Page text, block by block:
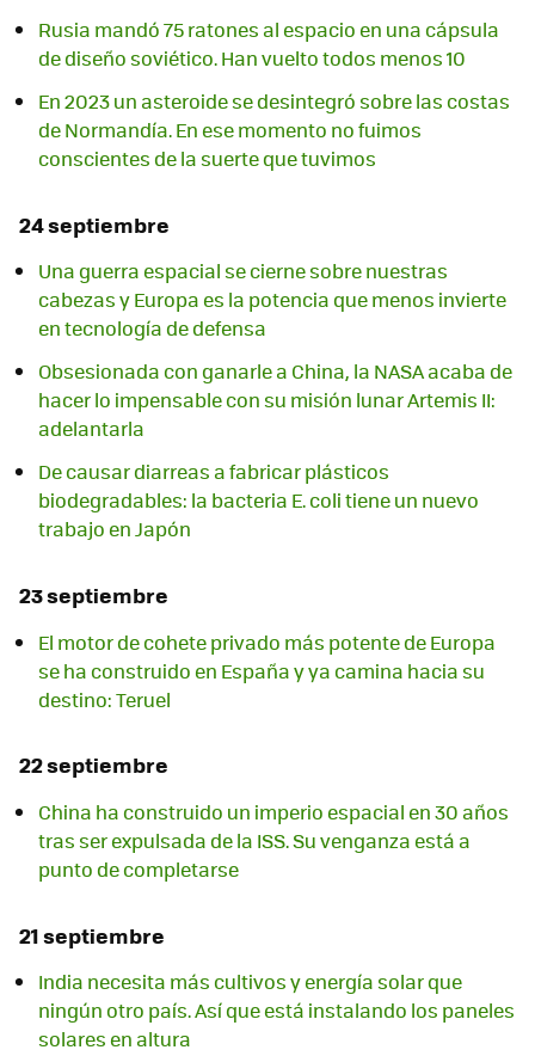
Rusia mandó 75 ratones al espacio en una cápsula
de diseño soviético. Han vuelto todos menos 10
En 2023 un asteroide se desintegró sobre las costas
de Normandía. En ese momento no fuimos
conscientes de la suerte que tuvimos
24 septiembre
Una guerra espacial se cierne sobre nuestras
cabezas y Europa es la potencia que menos invierte
en tecnología de defensa
Obsesionada con ganarle a China, la NASA acaba de
hacer lo impensable con su misión lunar Artemis II:
adelantarla
De causar diarreas a fabricar plásticos
biodegradables: la bacteria E. coli tiene un nuevo
trabajo en Japón
23 septiembre
El motor de cohete privado más potente de Europa
se ha construido en España y ya camina hacia su
destino: Teruel
22 septiembre
China ha construido un imperio espacial en 30 años
tras ser expulsada de la ISS. Su venganza está a
punto de completarse
21 septiembre
India necesita más cultivos y energía solar que
ningún otro país. Así que está instalando los paneles
solares en altura